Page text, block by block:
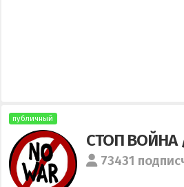
публичный
СТОП ВОЙНА /
73431